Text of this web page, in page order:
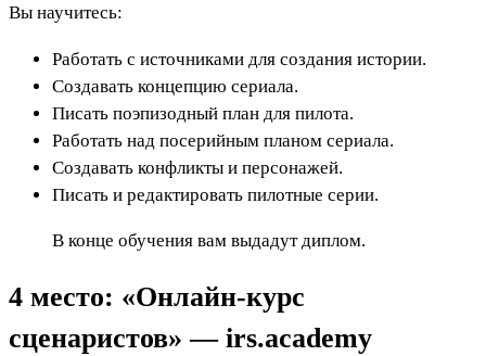
Вы научитесь:
Работать с источниками для создания истории.
Создавать концепцию сериала.
Писать поэпизодный план для пилота.
Работать над посерийным планом сериала.
Создавать конфликты и персонажей.
Писать и редактировать пилотные серии.
В конце обучения вам выдадут диплом.
4 место: «Онлайн-курс
сценаристов» — irs.academy